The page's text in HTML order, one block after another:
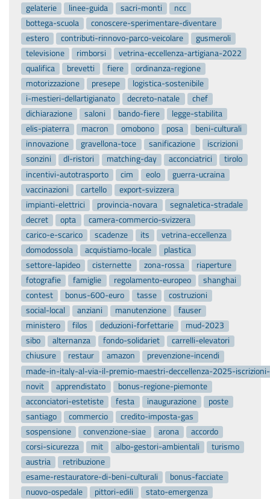
gelaterie linee-guida sacri-monti
ncc
bottega-scuola
conoscere-sperimentare-diventare
estero
contributi-rinnovo-parco-veicolare
gusmeroli
televisione
rimborsi
vetrina-eccellenza-artigiana-2022
qualifica
brevetti fiere
ordinanza-regione
motorizzazione
presepe
logistica-sostenibile
i-mestieri-dellartigianato
decreto-natale
chef
dichiarazione
saloni bando-fiere
legge-stabilita
elis-piaterra
macron omobono posa
beni-culturali
innovazione
gravellona-toce sanificazione
iscrizioni
sonzini
dl-ristori matching-day acconciatrici
tirolo
incentivi-autotrasporto
cim eolo
guerra-ucraina
vaccinazioni
cartello
export-svizzera
impianti-elettrici
provincia-novara
segnaletica-stradale
decret
opta
camera-commercio-svizzera
carico-e-scarico
scadenze its
vetrina-eccellenza
domodossola
acquistiamo-locale
plastica
settore-lapideo
cisternette zona-rossa
riaperture
fotografie
famiglie regolamento-europeo
shanghai
contest
bonus-600-euro tasse
costruzioni
social-local
anziani manutenzione
fauser
ministero
filos deduzioni-forfettarie
mud-2023
sibo
alternanza fondo-solidariet
carrelli-elevatori
chiusure
restaur amazon
prevenzione-incendi
made-in-italy-al-via-il-premio-maestri-deccellenza-2025-
novit
apprendistato
bonus-regione-piemonte
acconciatori-estetiste
festa inaugurazione
poste
santiago
commercio
credito-imposta-gas
sospensione
convenzione-siae arona
accordo
corsi-sicurezza
mit albo-gestori-ambientali
turismo
austria
retribuzione
esame-restauratore-di-beni-culturali
bonus-facciate
nuovo-ospedale
pittori-edili
stato-emergenza